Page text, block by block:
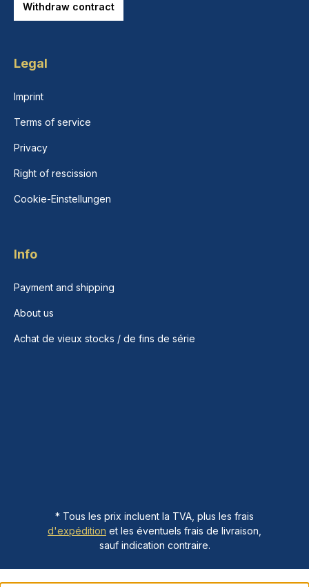
Withdraw contract
Legal
Imprint
Terms of service
Privacy
Right of rescission
Cookie-Einstellungen
Info
Payment and shipping
About us
Achat de vieux stocks / de fins de série
* Tous les prix incluent la TVA, plus les frais
d'expédition et les éventuels frais de livraison,
sauf indication contraire.